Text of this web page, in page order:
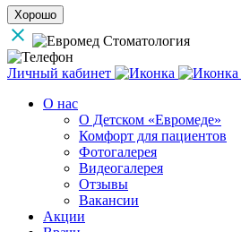
Хорошо
Личный кабинет
О нас
О Детском «Евромеде»
Комфорт для пациентов
Фотогалерея
Видеогалерея
Отзывы
Вакансии
Акции